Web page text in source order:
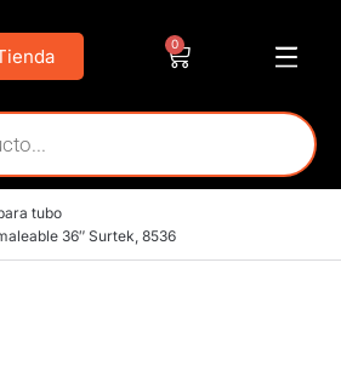
0
tubo
36″ Surtek, 8536